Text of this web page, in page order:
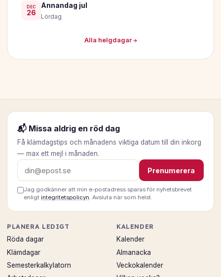
DEC
26
Annandag jul
Lördag
Alla helgdagar →
📬 Missa aldrig en röd dag
Få klämdagstips och månadens viktiga datum till din inkorg
— max ett mejl i månaden.
E-postadress Prenumerera
Jag godkänner att min e-postadress sparas för nyhetsbrevet
enligt integritetspolicyn. Avsluta när som helst.
PLANERA LEDIGT
Röda dagar
Klämdagar
Semesterkalkylatorn
KALENDER
Kalender
Almanacka
Veckokalender